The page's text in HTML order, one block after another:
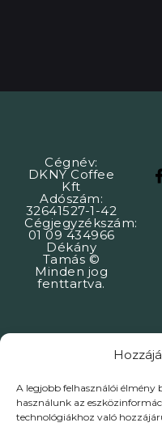
A legjobb felhasználói élmény
használunk az
technológiákhoz való
Cégnév:
DKNY Coffee
Kft
Adószám:
32641527-1-42
Cégjegyzékszám:
01 09 434966
Dékány
Tamás ©
Minden jog
fenttartva.
ÁSZF